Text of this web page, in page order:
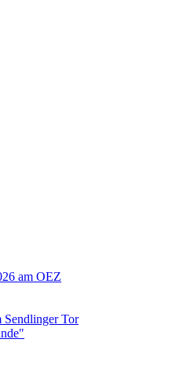
am OEZ
Sendlinger Tor